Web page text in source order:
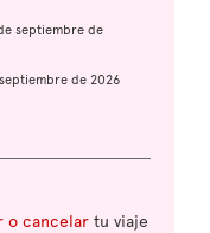
septiembre de
de 2026
o cancelar tu viaje